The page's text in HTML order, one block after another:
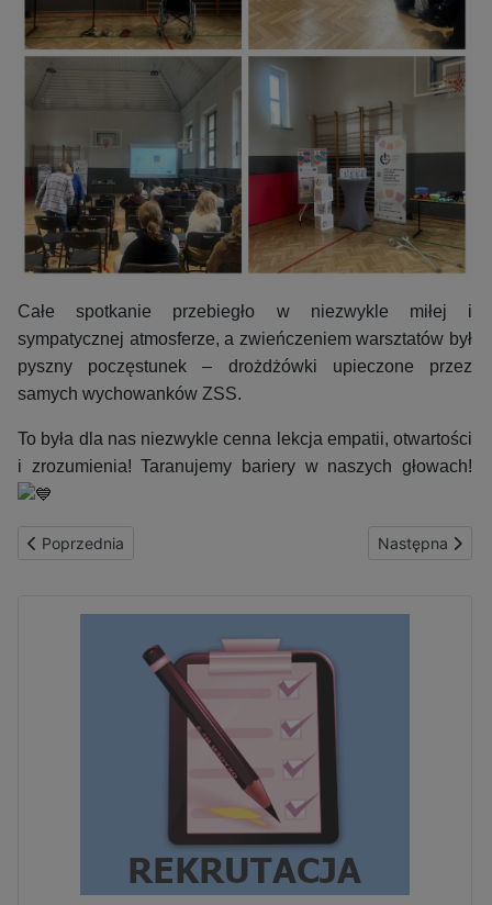
Całe spotkanie przebiegło w niezwykle miłej i
sympatycznej atmosferze, a zwieńczeniem warsztatów był
pyszny poczęstunek – drożdżówki upieczone przez
samych wychowanków ZSS.
To była dla nas niezwykle cenna lekcja empatii, otwartości
i zrozumienia! Taranujemy bariery w naszych głowach!
Poprzednia strona: Dzień Otwarty VII LO za nami
Poprzednia Następna
Następna